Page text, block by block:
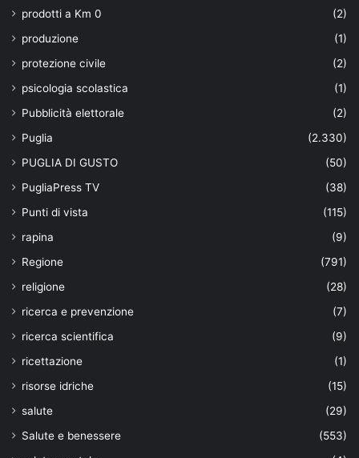
prodotti a Km 0
(2)
produzione
(1)
protezione civile
(2)
psicologia scolastica
(1)
Pubblicità elettorale
(2)
Puglia
(2.330)
PUGLIA DI GUSTO
(50)
PugliaPress TV
(38)
Punti di vista
(115)
rapina
(9)
Regione
(791)
religione
(28)
ricerca e prevenzione
(7)
ricerca scientifica
(9)
ricettazione
(1)
risorse idriche
(15)
salute
(29)
Salute e benessere
(553)